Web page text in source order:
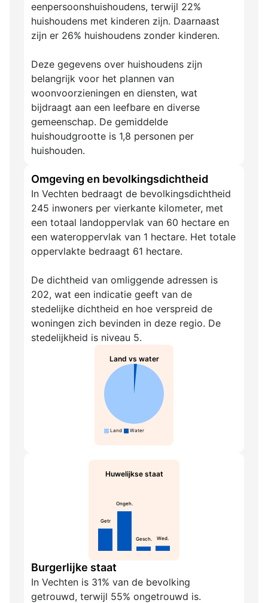
eenpersoonshuishoudens, terwijl 22%
huishoudens met kinderen zijn. Daarnaast
zijn er 26% huishoudens zonder kinderen.
Deze gegevens over huishoudens zijn
belangrijk voor het plannen van
woonvoorzieningen en diensten, wat
bijdraagt aan een leefbare en diverse
gemeenschap. De gemiddelde
huishoudgrootte is 1,8 personen per
huishouden.
Omgeving en bevolkingsdichtheid
In Vechten bedraagt de bevolkingsdichtheid
245 inwoners per vierkante kilometer, met
een totaal landoppervlak van 60 hectare en
een wateroppervlak van 1 hectare. Het totale
oppervlakte bedraagt 61 hectare.
De dichtheid van omliggende adressen is
202, wat een indicatie geeft van de
stedelijke dichtheid en hoe verspreid de
woningen zich bevinden in deze regio. De
stedelijkheid is niveau 5.
Land vs water
Land Water
Huwelijkse staat
Getr
Ongeh.
Gesch. Wed.
Burgerlijke staat
In Vechten is 31% van de bevolking
getrouwd, terwijl 55% ongetrouwd is.